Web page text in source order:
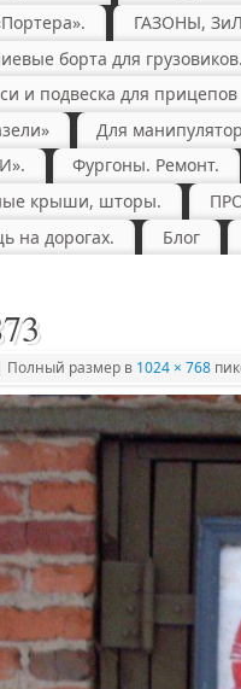
ГАЗОНЫ,
борта для грузовиков.
и подвеска для прицепов
Для
Фургоны. Ремонт.
крыши, шторы.
на дорогах. Блог
Полный размер в 1024 × 768